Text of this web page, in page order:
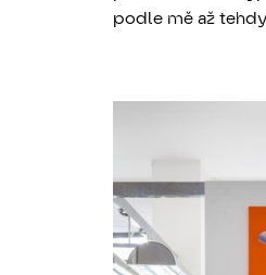
podle mě až